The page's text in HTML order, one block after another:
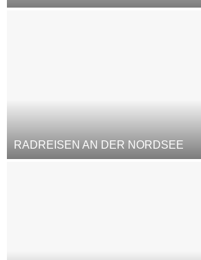
RADREISEN AN DER NORDSEE